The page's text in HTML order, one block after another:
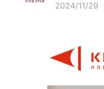
2024/11/29